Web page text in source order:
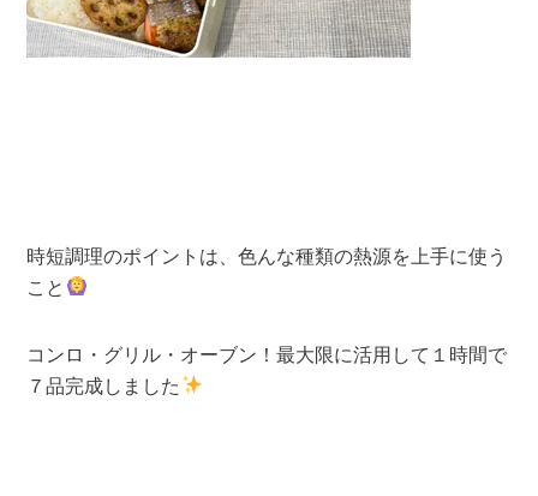
時短調理のポイントは、色んな種類の熱源を上手に使う
こと
コンロ・グリル・オーブン！最大限に活用して１時間で
７品完成しました